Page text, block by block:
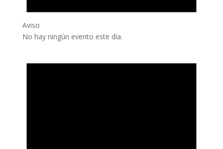
Aviso
No hay ningún evento este día.